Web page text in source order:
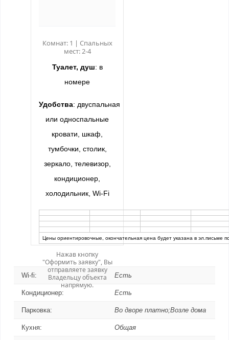
Комнат: 1 | Спальных
мест: 2-4
Туалет, душ: в
номере
Удобства: двуспальная
или односпальные
кровати, шкаф,
тумбочки, столик,
зеркало, телевизор,
кондиционер,
холодильник, Wi-Fi
Цены ориентировочные, окончательная цена будет указана в эл.письме
Нажав кнопку
"Оформить заявку", Вы
отправляете заявку
Владельцу объекта
напрямую.
Wi-fi: Есть
Кондиционер: Есть
Парковка: Во дворе платно;Возле дома
Кухня: Общая